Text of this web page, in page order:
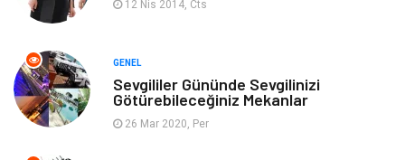
Anne & Çocuk Genel Kültür
Ev İşleri
12 Nis 2014, Cts
GENEL
Sevgililer Gününde Sevgilinizi
Götürebileceğiniz Mekanlar
26 Mar 2020, Per